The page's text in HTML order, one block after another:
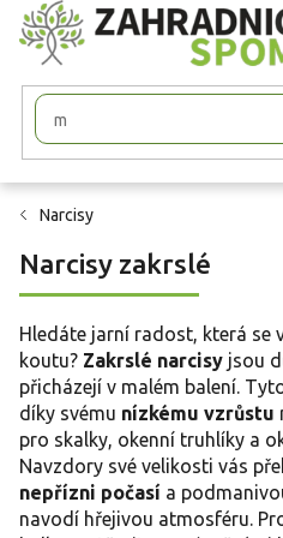
Přejít
na
obsah
Narcisy
Narcisy zakrslé
Hledáte jarní radost, která se
koutu? Zakrslé narcisy jsou
přicházejí v malém balení.
díky svému nízkému vzrůstu
pro skalky, okenní truhlíky a
Navzdory své velikosti vás
nepřízni počasí a
navodí hřejivou atmosféru.